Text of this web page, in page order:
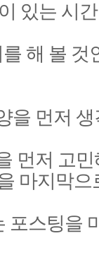
있는 시
해 볼 것
을 먼저
먼저 고
마지막으
포스팅을